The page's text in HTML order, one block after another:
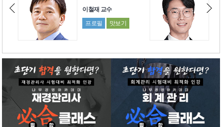
이철재 교수
프로필
맛보기
박진수 교수
프로필
맛보기